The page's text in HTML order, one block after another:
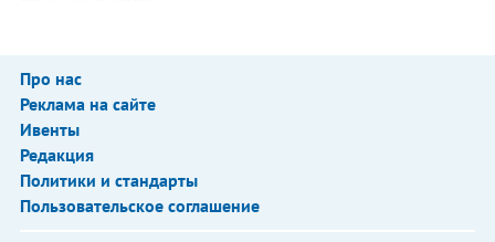
Про нас
Реклама на сайте
Ивенты
Редакция
Политики и стандарты
Пользовательское соглашение